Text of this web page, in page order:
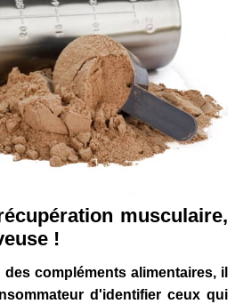
musculaire,
!
compléments alimentaires, il
d'identifier ceux qui